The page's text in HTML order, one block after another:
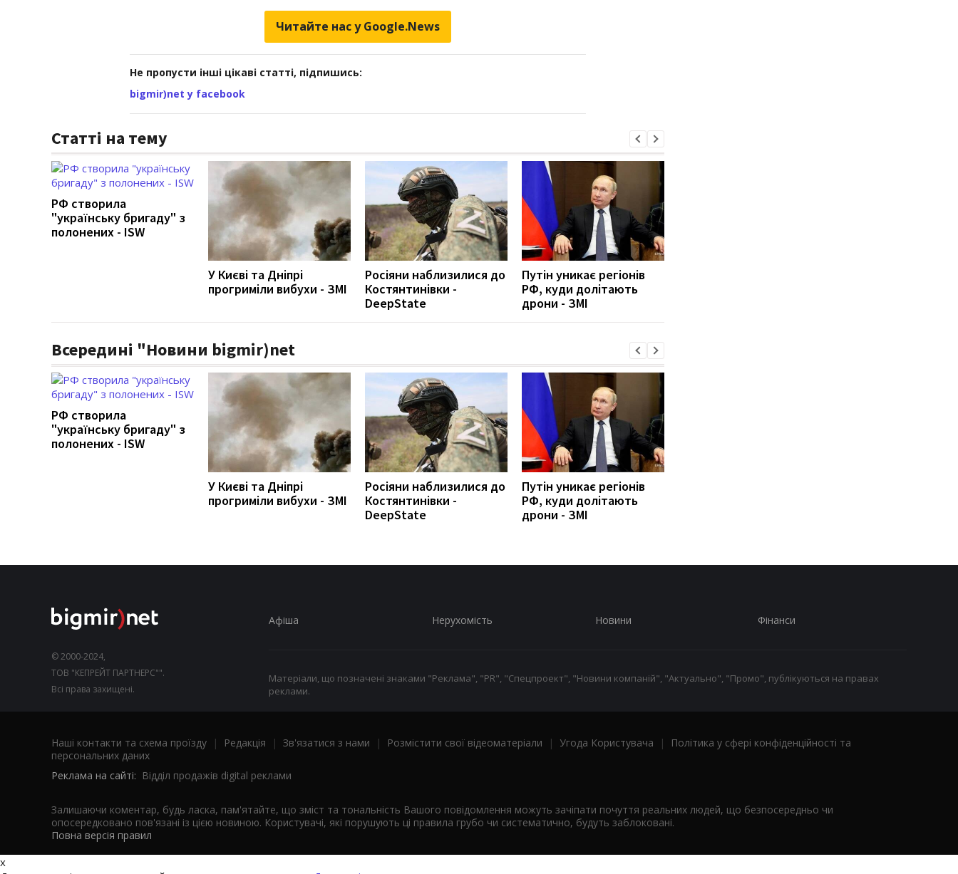
Читайте нас у Google.News
Не пропусти інші цікаві статті, підпишись:
bigmir)net у facebook
Статті на тему
РФ створила
"українську бригаду" з
полонених - ISW
У Києві та Дніпрі
прогриміли вибухи - ЗМІ
Росіяни наблизилися до
Костянтинівки -
DeepState
Путін уникає регіонів
РФ, куди долітають
дрони - ЗМІ
Всередині "Новини bigmir)net
РФ створила
"українську бригаду" з
полонених - ISW
У Києві та Дніпрі
прогриміли вибухи - ЗМІ
Росіяни наблизилися до
Костянтинівки -
DeepState
Путін уникає регіонів
РФ, куди долітають
дрони - ЗМІ
© 2000-2024,
ТОВ "КЕПРЕЙТ ПАРТНЕРС"".
Всі права захищені.
Афіша Нерухомість Новини Фінанси
Матеріали, що позначені знаками "Реклама", "PR", "Спецпроект", "Новини компаній", "Актуально", "Промо", публікуються на правах
реклами.
Наші контакти та схема проїзду | Редакція | Зв'язатися з нами | Розмістити свої відеоматеріали | Угода Користувача |
Політика у сфері конфіденційності та
персональних даних
Реклама на сайті: Відділ продажів digital реклами
Залишаючи коментар, будь ласка, пам'ятайте, що зміст та тональність Вашого повідомлення можуть зачіпати почуття реальних людей, що безпосередньо чи
опосередковано пов'язані із цією новиною. Користувачі, які порушують ці правила грубо чи систематично, будуть заблоковані.
Повна версія правил
x